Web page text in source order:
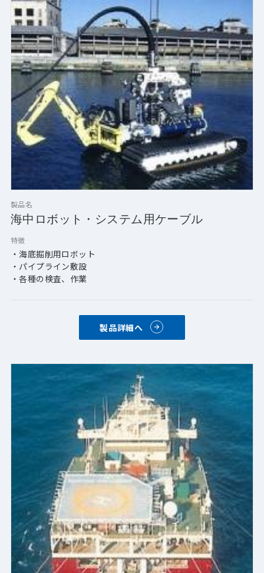
・亜鉛メッキ鋼線（装甲）
・ファイバーの保護（アラミド、
ダイネーマ、ベクトラン、ジロン等）
・ファイバーの編組み（鋼線）
製品名
海中ロボット・システム用ケーブル
特徴
・海底掘削用ロボット
・パイプライン敷設
・各種の検査、作業
製品詳細へ